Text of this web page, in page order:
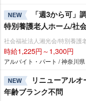
NEW
「週3から可」
特別養護老人ホーム/社
社会福祉法人湘光会/特別養護
時給1,225円～1,300円
アルバイト・パート / 神奈川県
NEW
リニューアル
年齢ブランク不問